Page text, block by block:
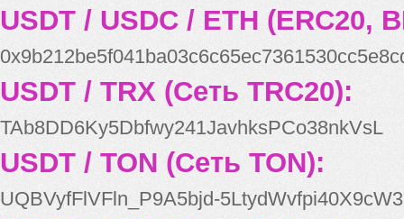
USDT / USDC / ETH (ERC20,
USDT / TRX (Сеть TRC20):
TAb8DD6Ky5Dbfwy241JavhksPCo38nkVsL
USDT / TON (Сеть TON):
UQBVyfFlVFln_P9A5bjd-